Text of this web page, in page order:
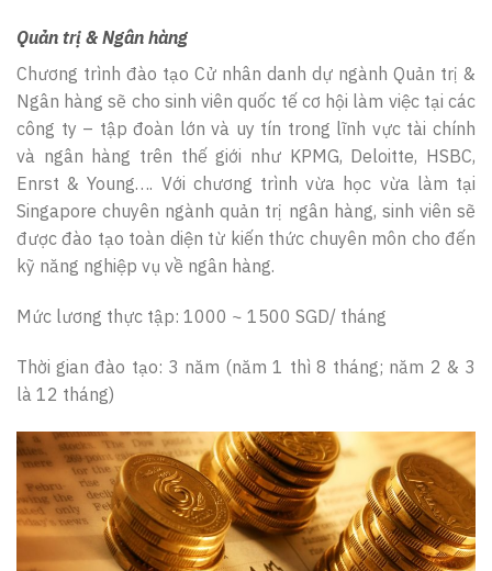
Quản trị & Ngân hàng
Chương trình đào tạo Cử nhân danh dự ngành Quản trị &
Ngân hàng sẽ cho sinh viên quốc tế cơ hội làm việc tại các
công ty – tập đoàn lớn và uy tín trong lĩnh vực tài chính
và ngân hàng trên thế giới như KPMG, Deloitte, HSBC,
Enrst & Young…. Với chương trình vừa học vừa làm tại
Singapore chuyên ngành quản trị ngân hàng, sinh viên sẽ
được đào tạo toàn diện từ kiến thức chuyên môn cho đến
kỹ năng nghiệp vụ về ngân hàng.
Mức lương thực tập: 1000 ~ 1500 SGD/ tháng
Thời gian đào tạo: 3 năm (năm 1 thì 8 tháng; năm 2 & 3
là 12 tháng)